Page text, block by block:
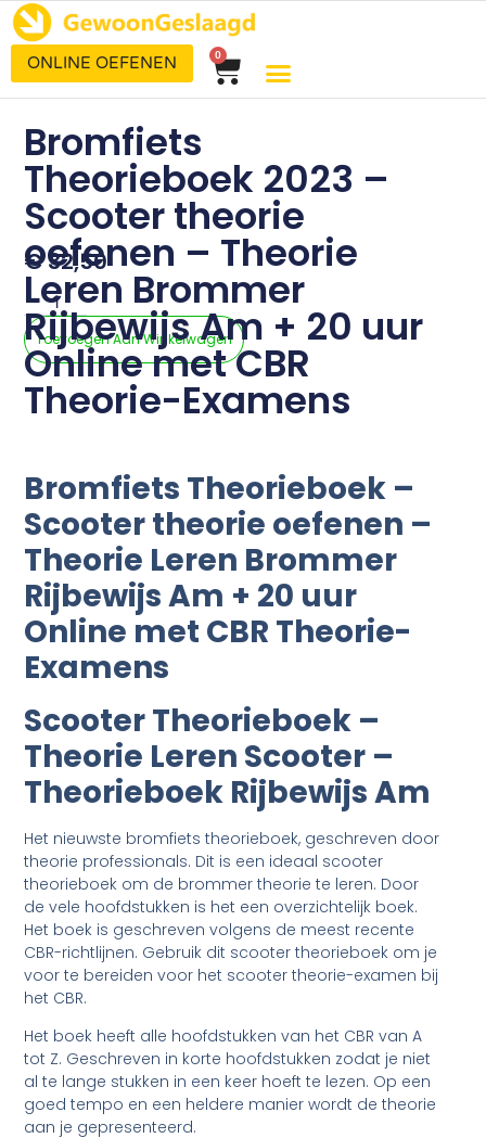
ONLINE OEFENEN 0
€32,50
Toevoegen Aan Winkelwagen
Bromfiets
Theorieboek 2023 –
Scooter theorie
oefenen – Theorie
Leren Brommer
Rijbewijs Am + 20 uur
Online met CBR
Theorie-Examens
Bromfiets Theorieboek –
Scooter theorie oefenen –
Theorie Leren Brommer
Rijbewijs Am + 20 uur
Online met CBR Theorie-
Examens
Scooter Theorieboek –
Theorie Leren Scooter –
Theorieboek Rijbewijs Am
Het nieuwste bromfiets theorieboek, geschreven door
theorie professionals. Dit is een ideaal scooter
theorieboek om de brommer theorie te leren. Door
de vele hoofdstukken is het een overzichtelijk boek.
Het boek is geschreven volgens de meest recente
CBR-richtlijnen. Gebruik dit scooter theorieboek om je
voor te bereiden voor het scooter theorie-examen bij
het CBR.
Het boek heeft alle hoofdstukken van het CBR van A
tot Z. Geschreven in korte hoofdstukken zodat je niet
al te lange stukken in een keer hoeft te lezen. Op een
goed tempo en een heldere manier wordt de theorie
aan je gepresenteerd.